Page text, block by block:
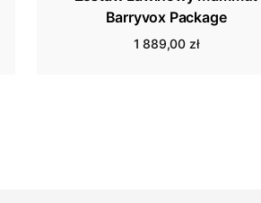
Barryvox Package
1 889,00 zł